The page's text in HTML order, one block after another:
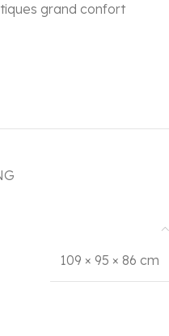
grand confort
109 × 95 × 86 cm